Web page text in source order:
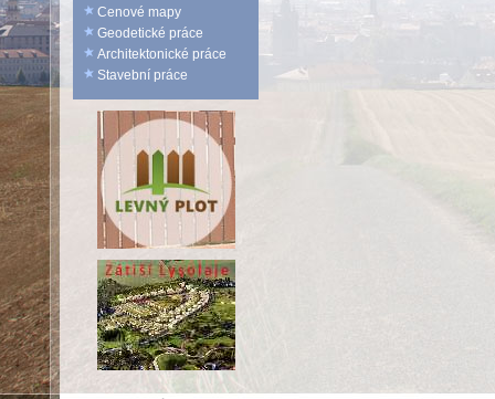
Cenové mapy
Geodetické práce
Architektonické práce
Stavební práce